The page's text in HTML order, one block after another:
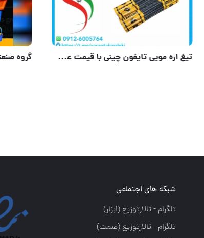
گیج باد تفنگی اندریمان
شبکه های اجتماعی
تلگرام - تالارتوزيع (ابزار)
تلگرام - تالارتوزيع (صمت)